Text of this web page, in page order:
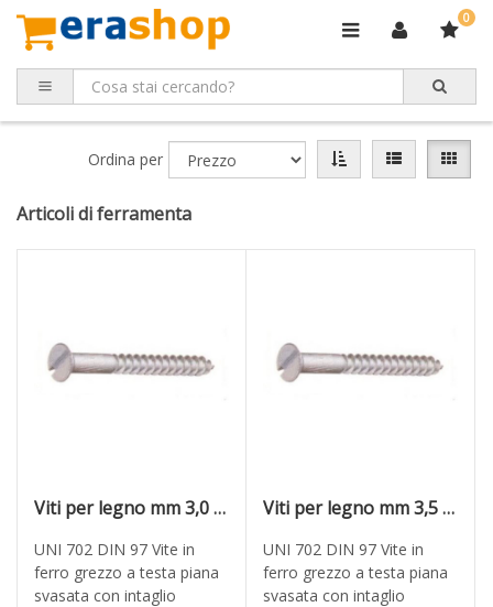
0
Ordina per
Articoli di ferramenta
Viti per legno mm 3,0 x 12 in ferro grezzo T.P.S. taglio cacciavite
UNI 702 DIN 97 Vite in
ferro grezzo a testa piana
svasata con intaglio
Viti per legno mm 3,5 x 12 in ferro grezzo T.P.S. taglio cacciavite
UNI 702 DIN 97 Vite in
ferro grezzo a testa piana
svasata con intaglio